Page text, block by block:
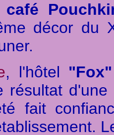
café
décor du
, l'hôtel
résultat
fait